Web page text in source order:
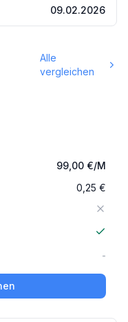
09.02.2026
Alle
vergleichen
99,00 €/M
0,25 €
-